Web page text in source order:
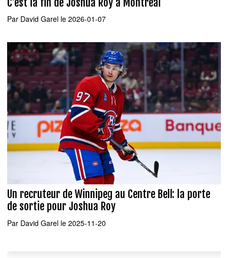
Par David Garel le 2026-01-07
Un recruteur de Winnipeg au Centre Bell: la porte
de sortie pour Joshua Roy
Par David Garel le 2025-11-20